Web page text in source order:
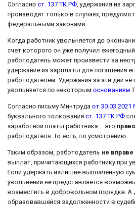
Согласно ст. 137 ТК РФ, удержания из
производят только в случаях,
федеральными законами.
Когда работник увольняется до
счет которого он уже получил
работодатель может произвести за
удержание из зарплаты для погашения
работодателем. Удержания за эти дни не
увольняется по некоторым основаниям
Согласно письму Минтруда от
буквального толкования ст. 137 ТК РФ
заработной платы работника – это право
работодателя. То есть, по усмотрению.
Таким образом, работодатель не вправе
выплат, причитающихся работнику при
Если удержать излишне выплаченную
увольнении не представляется
возместить в добровольном порядке. А
образовавшейся задолженности в